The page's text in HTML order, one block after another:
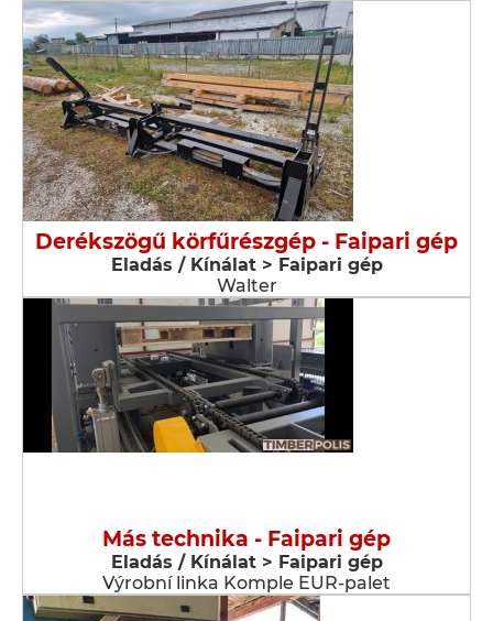
Derékszögű körfűrészgép - Faipari gép
Eladás / Kínálat > Faipari gép
Walter
Más technika - Faipari gép
Eladás / Kínálat > Faipari gép
Výrobní linka Komple EUR-palet